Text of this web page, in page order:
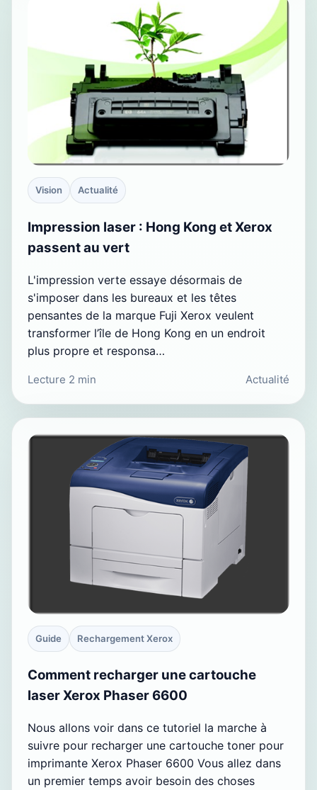
Vision Actualité
Impression laser : Hong Kong et Xerox
passent au vert
L'impression verte essaye désormais de
s'imposer dans les bureaux et les têtes
pensantes de la marque Fuji Xerox veulent
transformer l’île de Hong Kong en un endroit
plus propre et responsa…
Lecture 2 min Actualité
Guide Rechargement Xerox
Comment recharger une cartouche
laser Xerox Phaser 6600
Nous allons voir dans ce tutoriel la marche à
suivre pour recharger une cartouche toner pour
imprimante Xerox Phaser 6600 Vous allez dans
un premier temps avoir besoin des choses